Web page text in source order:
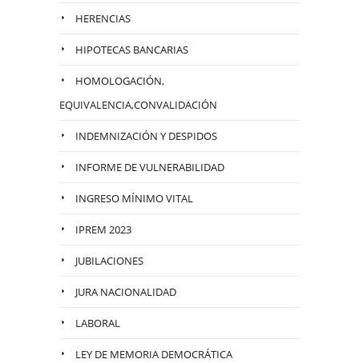
HERENCIAS
HIPOTECAS BANCARIAS
HOMOLOGACIÓN,
EQUIVALENCIA,CONVALIDACIÓN
INDEMNIZACIÓN Y DESPIDOS
INFORME DE VULNERABILIDAD
INGRESO MÍNIMO VITAL
IPREM 2023
JUBILACIONES
JURA NACIONALIDAD
LABORAL
LEY DE MEMORIA DEMOCRÁTICA